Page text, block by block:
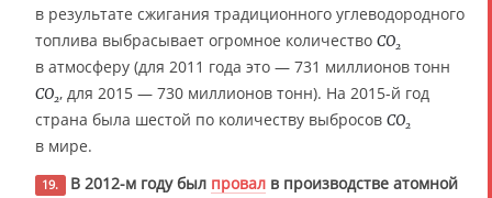
в результате сжигания традиционного углеводородного
топлива выбрасывает огромное количество CO2
в атмосферу (для 2011 года это — 731 миллионов тонн
CO2, для 2015 — 730 миллионов тонн). На 2015-й год
страна была шестой по количеству выбросов CO2
в мире.
19. В 2012-м году был провалв производстве атомной